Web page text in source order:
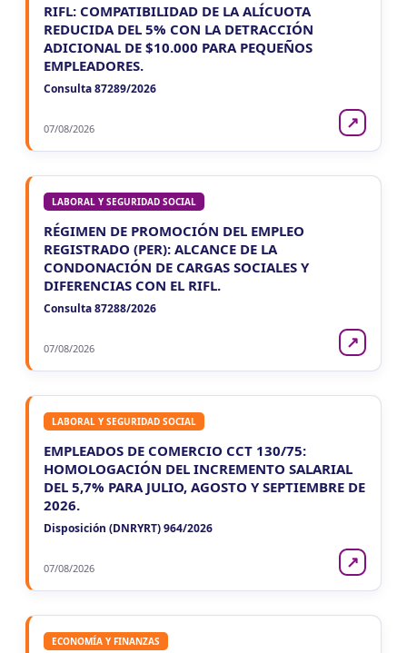
RIFL: COMPATIBILIDAD DE LA ALÍCUOTA
REDUCIDA DEL 5% CON LA DETRACCIÓN
ADICIONAL DE $10.000 PARA PEQUEÑOS
EMPLEADORES.
Consulta 87289/2026
07/08/2026 ↗
LABORAL Y SEGURIDAD SOCIAL
RÉGIMEN DE PROMOCIÓN DEL EMPLEO
REGISTRADO (PER): ALCANCE DE LA
CONDONACIÓN DE CARGAS SOCIALES Y
DIFERENCIAS CON EL RIFL.
Consulta 87288/2026
07/08/2026 ↗
LABORAL Y SEGURIDAD SOCIAL
EMPLEADOS DE COMERCIO CCT 130/75:
HOMOLOGACIÓN DEL INCREMENTO SALARIAL
DEL 5,7% PARA JULIO, AGOSTO Y SEPTIEMBRE DE
2026.
Disposición (DNRYRT) 964/2026
07/08/2026 ↗
ECONOMÍA Y FINANZAS